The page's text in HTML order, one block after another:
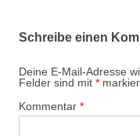
Schreibe einen
Deine E-Mail-Adresse
Felder sind mit *
Kommentar *